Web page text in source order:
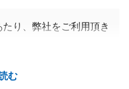
む
り、弊社をご利用頂き
ましたこと、私自身も